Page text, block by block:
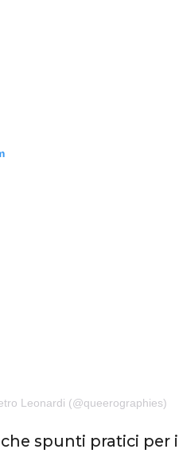
Leonardi (@queerographies)
spunti pratici per